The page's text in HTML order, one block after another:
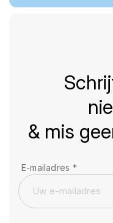
& mis
E-mailadres *